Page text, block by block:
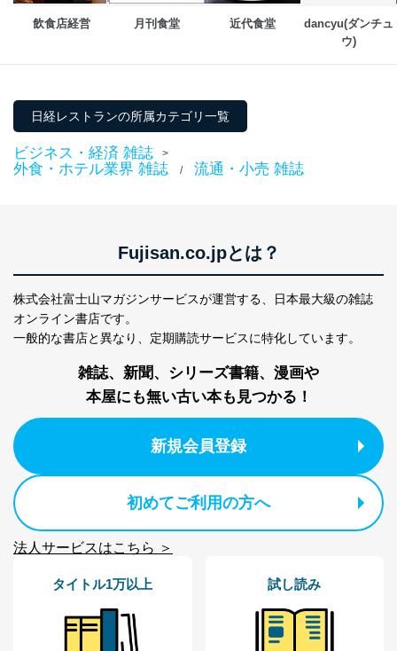
飲食店経営 月刊食堂 近代食堂
dancyu(ダンチュ
ウ)
日経レストランの所属カテゴリ一覧
ビジネス・経済 雑誌 >
外食・ホテル業界 雑誌 / 流通・小売 雑誌
Fujisan.co.jpとは？
株式会社富士山マガジンサービスが運営する、
日本最大級の雑誌
オンライン書店です。
一般的な書店と異なり、 定期購読サービスに特化しています。
雑誌、新聞、シリーズ書籍、漫画や
本屋にも無い古い本も見つかる！
新規会員登録
初めてご利用の方へ
法人サービスはこちら ＞
タイトル1万以上 試し読み